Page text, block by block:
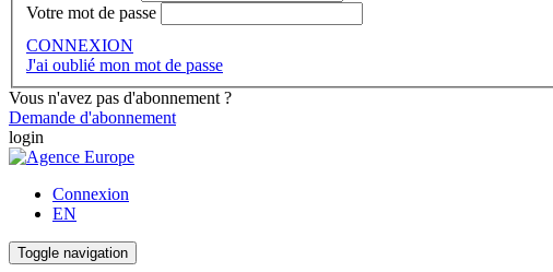
Votre mot de passe
CONNEXION
J'ai oublié mon mot de passe
Vous n'avez pas d'abonnement ?
Demande d'abonnement
login
Connexion
EN
Toggle navigation